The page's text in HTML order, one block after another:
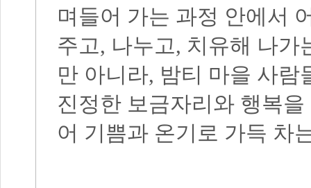
며들어 가는 과정 안에서
주고, 나누고, 치유해 나가
만 아니라, 밤티 마을 사람
진정한 보금자리와 행복
어 기쁨과 온기로 가득 차